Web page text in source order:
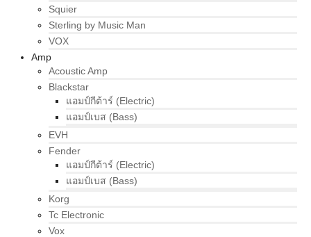
Squier
Sterling by Music Man
VOX
Amp
Acoustic Amp
Blackstar
แอมป์กีต้าร์ (Electric)
แอมป์เบส (Bass)
EVH
Fender
แอมป์กีต้าร์ (Electric)
แอมป์เบส (Bass)
Korg
Tc Electronic
Vox